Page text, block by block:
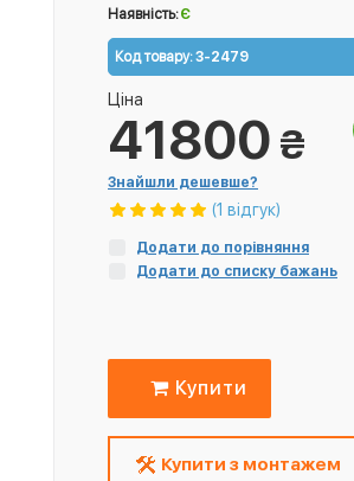
Наявність:Є
Код товару:3-2479
Ціна
41800 ₴
Знайшли дешевше?
(1 відгук)
Додати до порівняння
Додати до списку бажань
Купити
Купити з монтажем